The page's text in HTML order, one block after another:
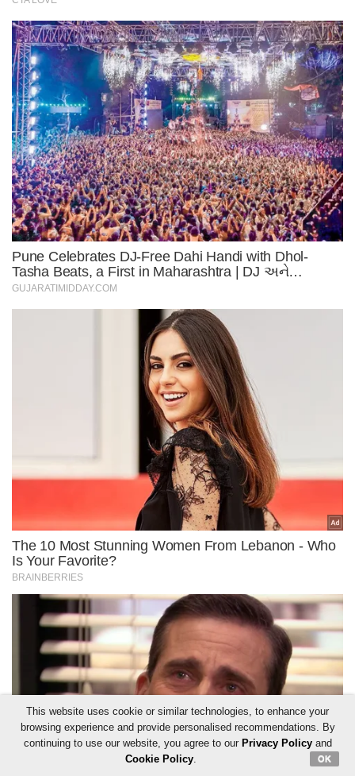
This website uses cookie or similar technologies, to enhance your
browsing experience and provide personalised recommendations. By
continuing to use our website, you agree to our Privacy Policyand
Cookie Policy. OK